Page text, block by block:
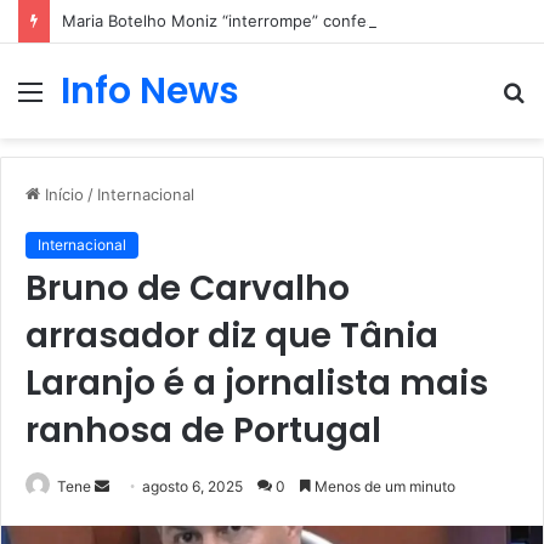
Maria Botelho Moniz “interrompe” confessionário
Menu
Info News
Início / Internacional
Internacional
Bruno de Carvalho
arrasador diz que Tânia
Laranjo é a jornalista mais
ranhosa de Portugal
Tene
Mandeagosto 6, 2025 0 Menos de um minuto